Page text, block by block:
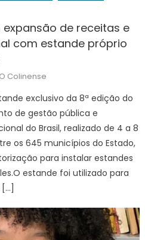
de receitas e
com estande próprio
Author
O Colinense
exclusivo da 8ª edição do
de gestão pública e
do Brasil, realizado de 4 a 8
os 645 municípios do Estado,
para instalar estandes
estande foi utilizado para